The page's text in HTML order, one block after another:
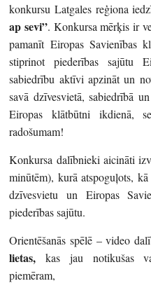
konkursu Latgales reģiona
ap sevi”. Konkursa mērķis ir
pamanīt Eiropas Savienības
stiprinot piederības sajūtu
sabiedrību aktīvi apzināt un
savā dzīvesvietā, sabiedrībā
Eiropas klātbūtni ikdienā,
radošumam!
Konkursa dalībnieki aicināti
minūtēm), kurā atspoguļots,
dzīvesvietu un Eiropas
piederības sajūtu.
Orientēšanās spēlē – video
lietas,kas jau notikušas
piemēram,